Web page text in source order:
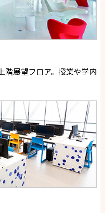
階展望フロア。授業や学内